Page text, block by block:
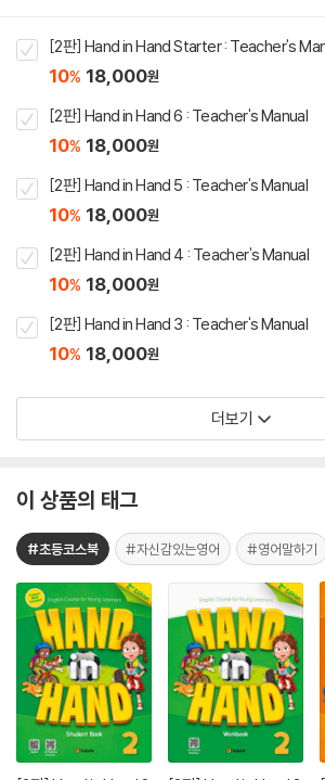
[2판] Hand in Hand Starter : Teacher's
10% 18,000원
[2판] Hand in Hand 6 : Teacher's Manual
10% 18,000원
[2판] Hand in Hand 5 : Teacher's Manual
10% 18,000원
[2판] Hand in Hand 4 : Teacher's Manual
10% 18,000원
[2판] Hand in Hand 3 : Teacher's Manual
10% 18,000원
더보기
이 상품의 태그
#초등코스북 #자신감있는영어 #영어말하기